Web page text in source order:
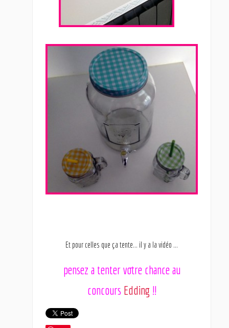
Et pour celles que ça tente… il y a la vidéo …
pensez a tenter votre chance au
concours Edding !!